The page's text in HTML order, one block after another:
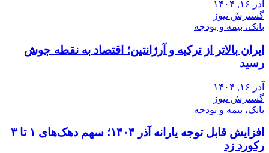
آذر ۱۶, ۱۴۰۴
گسترش نیوز
بانک، بیمه و بودجه
ایران بالاتر از ترکیه و آرژانتین؛ اقتصاد به نقطه جوش
رسید
آذر ۱۶, ۱۴۰۴
گسترش نیوز
بانک، بیمه و بودجه
افزایش قابل توجه یارانه آذر ۱۴۰۴؛ سهم دهک‌های ۱ تا ۳
رکورد زد